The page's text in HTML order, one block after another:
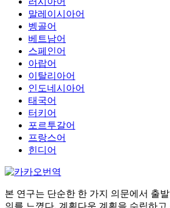
말레이시아어
벵골어
베트남어
스페인어
아랍어
이탈리아어
인도네시아어
태국어
터키어
포르투갈어
프랑스어
힌디어
본 연구는 단순한 한 가지 의문에서 출
의를 느꼈다. 계획다운 계획을 수립하